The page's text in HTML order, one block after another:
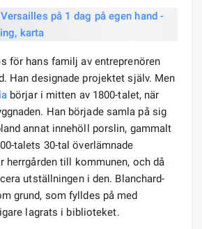
för hans familj av entreprenören
Han designade projektet själv. Men
börjar i mitten av 1800-talet, när
Han började samla på sig
annat innehöll porslin, gammalt
talets 30-tal överlämnade
herrgården till kommunen, och då
utställningen i den. Blanchard-
grund, som fylldes på med
lagrats i biblioteket.